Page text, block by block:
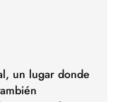
un lugar donde